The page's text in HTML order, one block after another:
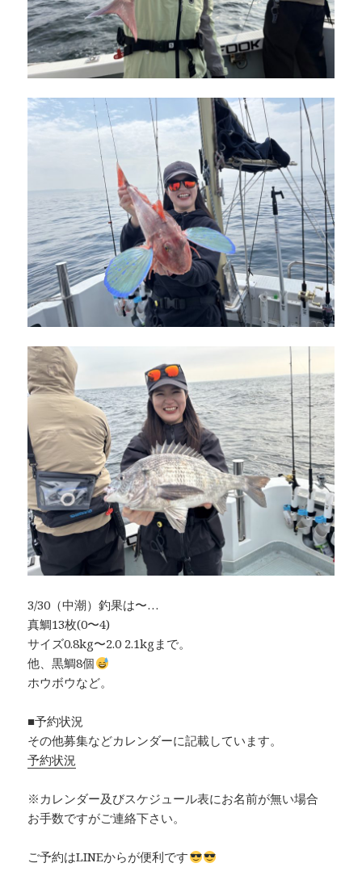
3/30（中潮）釣果は〜…
真鯛13枚(0〜4)
サイズ0.8kg〜2.0 2.1kgまで。
他、黒鯛8個
ホウボウなど。
■予約状況
その他募集などカレンダーに記載しています。
予約状況
※カレンダー及びスケジュール表にお名前が無い場合
お手数ですがご連絡下さい。
ご予約はLINEからが便利です